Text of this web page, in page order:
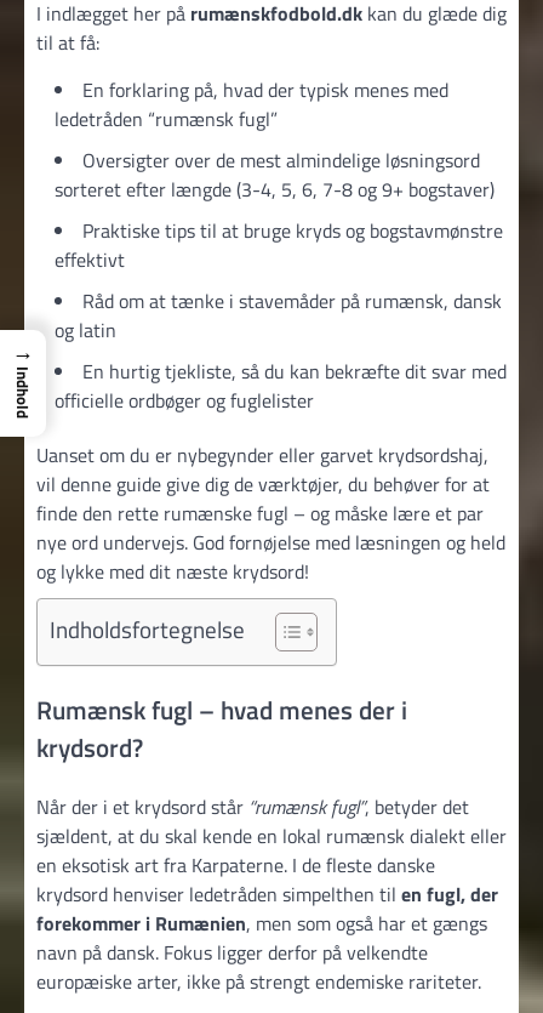
I indlægget her på rumænskfodbold.dk kan du glæde dig
til at få:
En forklaring på, hvad der typisk menes med
ledetråden “rumænsk fugl”
Oversigter over de mest almindelige løsningsord
sorteret efter længde (3-4, 5, 6, 7-8 og 9+ bogstaver)
Praktiske tips til at bruge kryds og bogstavmønstre
effektivt
Råd om at tænke i stavemåder på rumænsk, dansk
og latin
En hurtig tjekliste, så du kan bekræfte dit svar med
officielle ordbøger og fuglelister
Uanset om du er nybegynder eller garvet krydsordshaj,
vil denne guide give dig de værktøjer, du behøver for at
finde den rette rumænske fugl – og måske lære et par
nye ord undervejs. God fornøjelse med læsningen og held
og lykke med dit næste krydsord!
Indholdsfortegnelse
Rumænsk fugl – hvad menes der i
krydsord?
Når der i et krydsord står “rumænsk fugl”, betyder det
sjældent, at du skal kende en lokal rumænsk dialekt eller
en eksotisk art fra Karpaterne. I de fleste danske
krydsord henviser ledetråden simpelthen til en fugl, der
forekommer i Rumænien, men som også har et gængs
navn på dansk. Fokus ligger derfor på velkendte
europæiske arter, ikke på strengt endemiske rariteter.
→
Indhold